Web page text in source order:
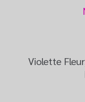
Violette